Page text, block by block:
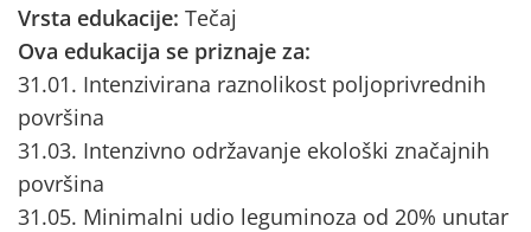
Vrsta edukacije: Tečaj
Ova edukacija se priznaje za:
31.01. Intenzivirana raznolikost poljoprivrednih
površina
31.03. Intenzivno održavanje ekološki značajnih
površina
31.05. Minimalni udio leguminoza od 20% unutar